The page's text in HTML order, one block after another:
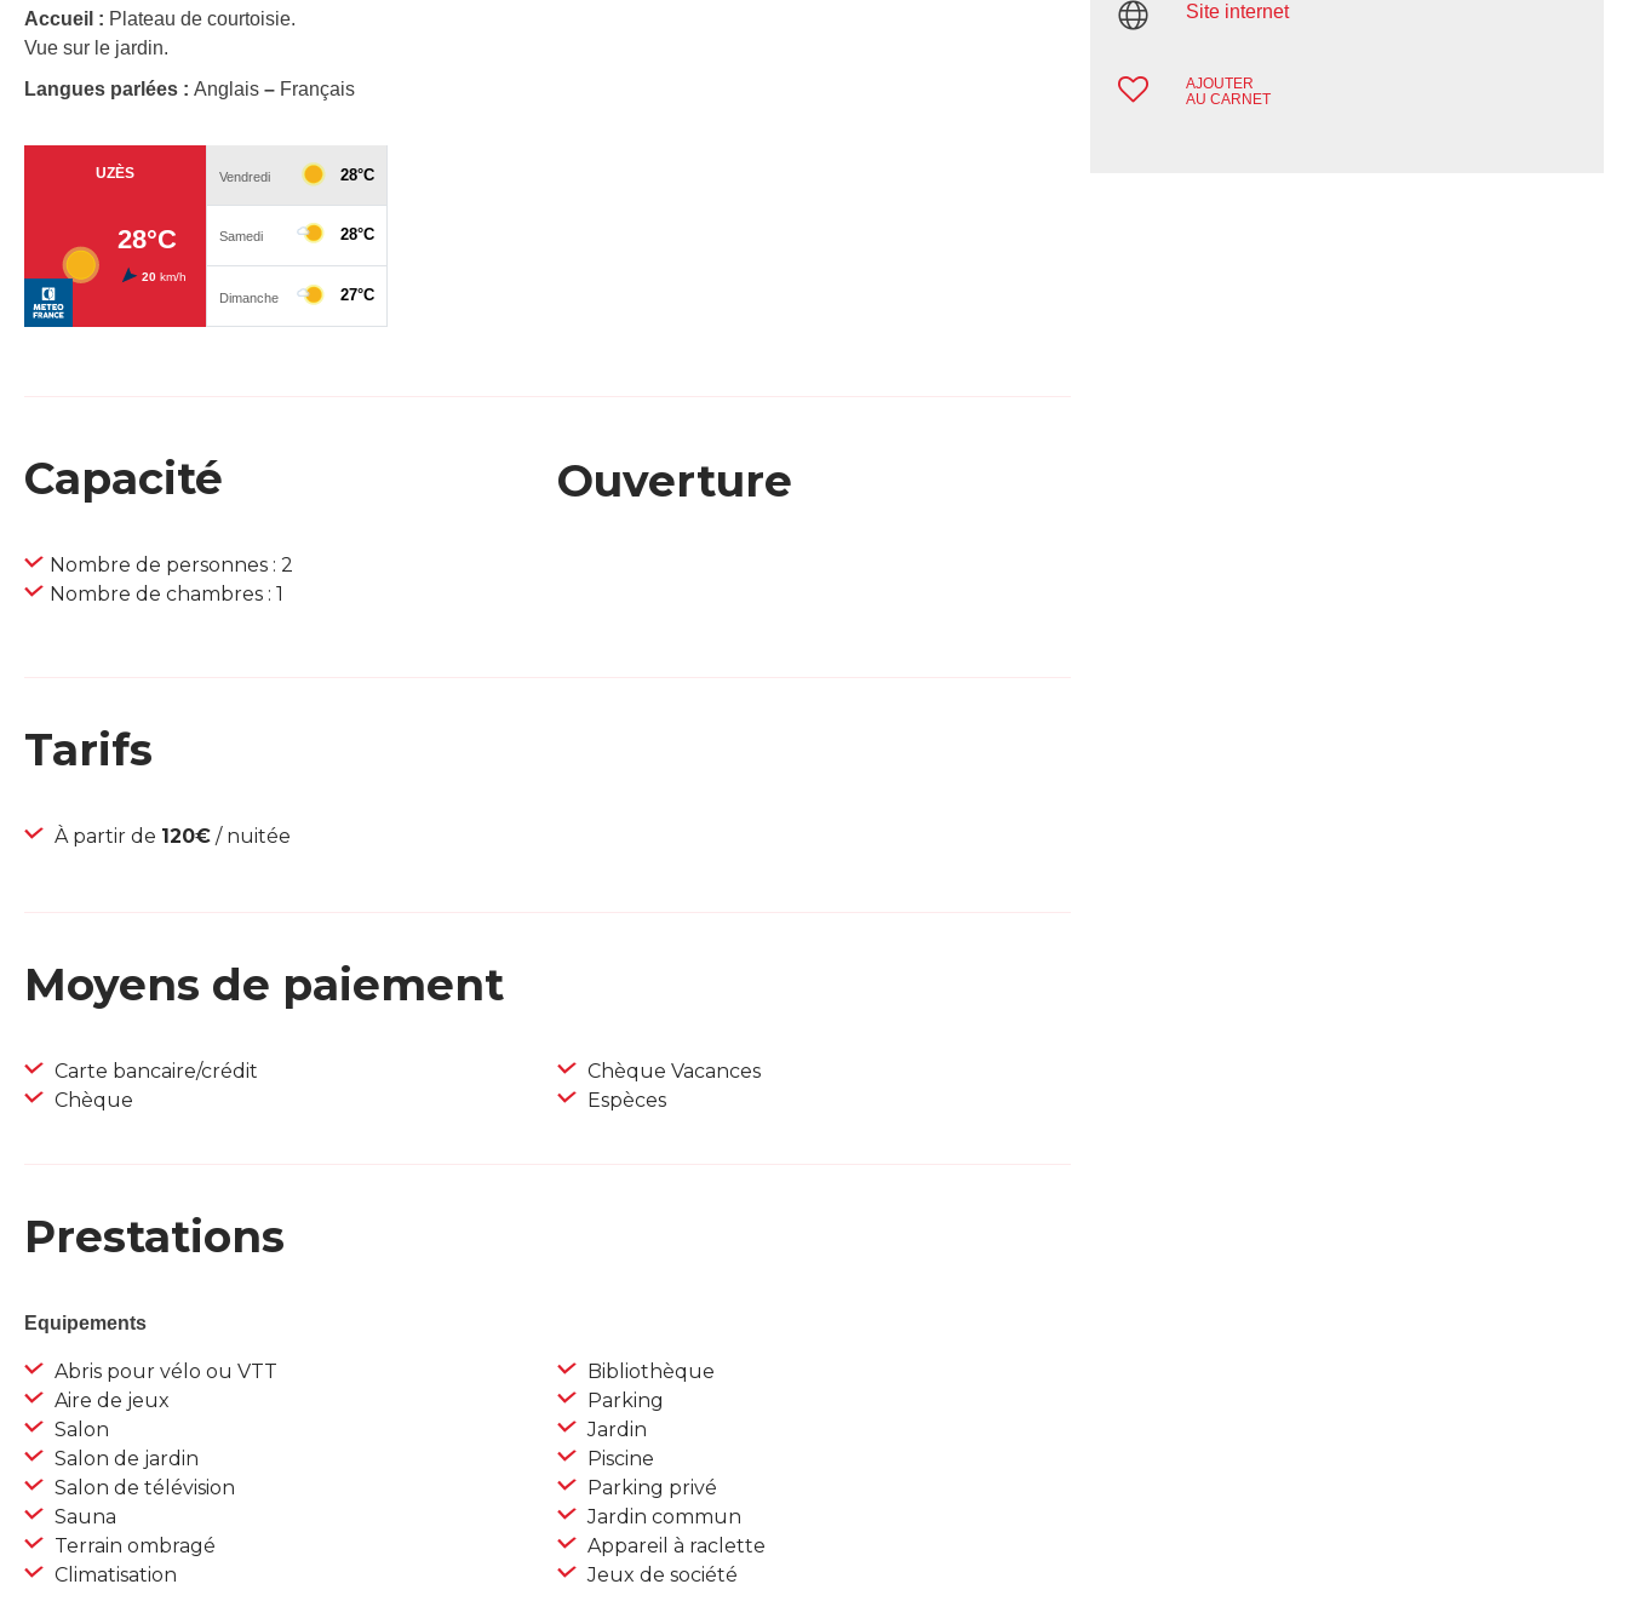
Accueil : Plateau de courtoisie.
Vue sur le jardin.
Langues parlées : Anglais – Français
Capacité
Nombre de personnes : 2
Nombre de chambres : 1
Ouverture
Tarifs
À partir de 120€ / nuitée
Moyens de paiement
Carte bancaire/crédit
Chèque
Chèque Vacances
Espèces
Prestations
Equipements
Abris pour vélo ou VTT
Aire de jeux
Salon
Salon de jardin
Salon de télévision
Sauna
Terrain ombragé
Climatisation
Bibliothèque
Parking
Jardin
Piscine
Parking privé
Jardin commun
Appareil à raclette
Jeux de société
Site internet
AJOUTER
AU CARNET